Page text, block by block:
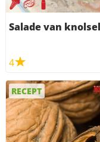
Salade van
4
RECEPT